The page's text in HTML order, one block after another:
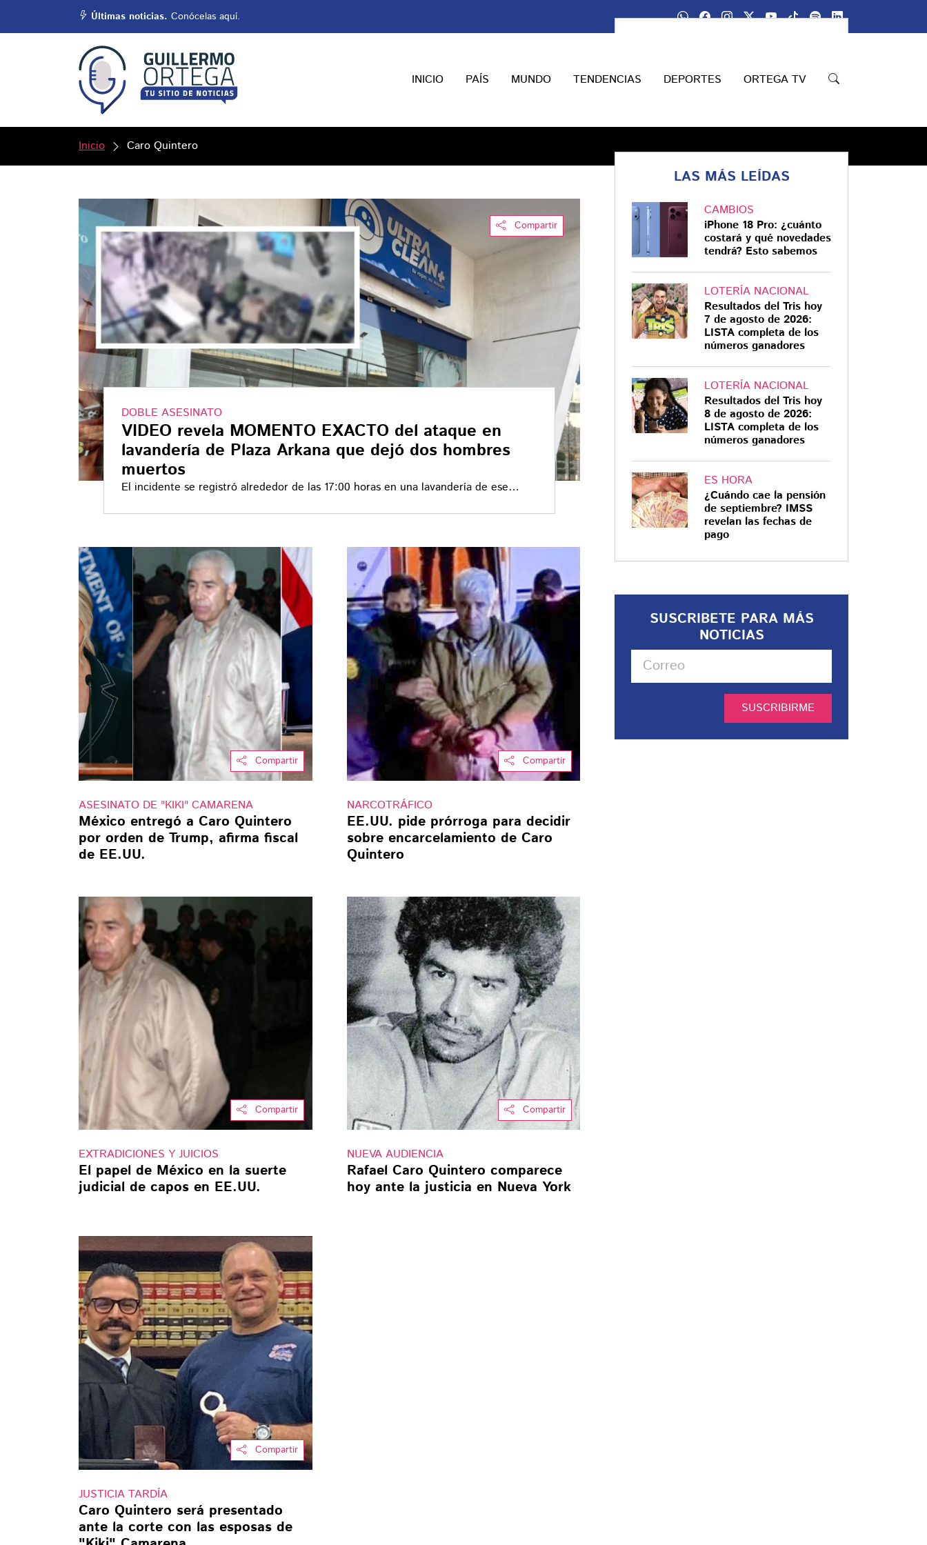
Últimas noticias. Conócelas aquí.
INICIO PAÍS MUNDO TENDENCIAS DEPORTES ORTEGA TV
Inicio Caro Quintero
Compartir
DOBLE ASESINATO
VIDEO revela MOMENTO EXACTO del ataque en
lavandería de Plaza Arkana que dejó dos hombres
muertos
El incidente se registró alrededor de las 17:00 horas en una lavandería de ese
Compartir
NARCOTRÁFICO
"Fue una decisión de
seguridad nacional":
Sheinbaum responde
a Bondi sobre Caro
Quintero
Sheinbaum rechaza que México
haya entregado a Caro Quintero
por órdenes de Trump, como
afirmó la fiscal de EE.UU. Pam
Compartir
ASESINATO DE "KIKI" CAMARENA
México entregó a Caro Quintero
por orden de Trump, afirma fiscal
de EE.UU.
Compartir
NARCOTRÁFICO
EE.UU. pide prórroga para decidir
sobre encarcelamiento de Caro
Quintero
Compartir
EXTRADICIONES Y JUICIOS
El papel de México en la suerte
judicial de capos en EE.UU.
Compartir
NUEVA AUDIENCIA
Rafael Caro Quintero comparece
hoy ante la justicia en Nueva York
Compartir
JUSTICIA TARDÍA
Caro Quintero será presentado
ante la corte con las esposas de
WhatsApp
LAS MÁS LEÍDAS
CAMBIOS
iPhone 18 Pro: ¿cuánto
costará y qué novedades
tendrá? Esto sabemos
LOTERÍA NACIONAL
Resultados del Tris hoy
7 de agosto de 2026:
LISTA completa de los
números ganadores
LOTERÍA NACIONAL
Resultados del Tris hoy
8 de agosto de 2026:
LISTA completa de los
números ganadores
ES HORA
¿Cuándo cae la pensión
de septiembre? IMSS
revelan las fechas de
pago
SUSCRIBETE PARA MÁS
NOTICIAS
SUSCRIBIRME